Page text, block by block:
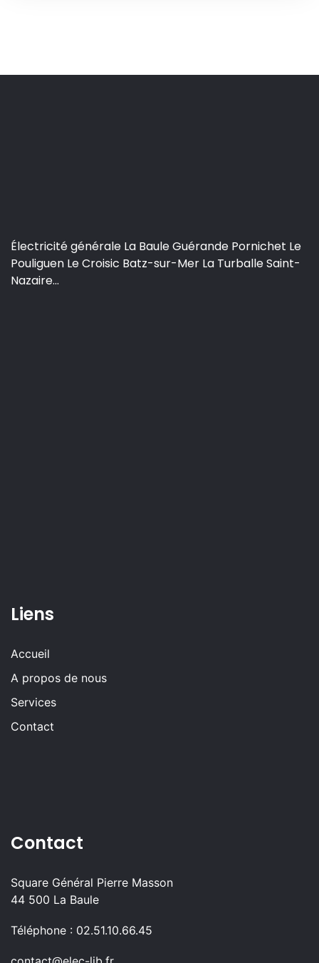
Électricité générale La Baule Guérande Pornichet Le
Pouliguen Le Croisic Batz-sur-Mer La Turballe Saint-
Nazaire...
Liens
Accueil
A propos de nous
Services
Contact
Contact
Square Général Pierre Masson
44 500 La Baule
Téléphone : 02.51.10.66.45